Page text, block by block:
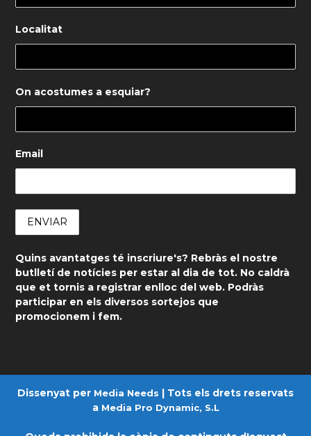
Localitat
On acostumes a esquiar?
Email
Quins avantatges té inscriure's? Rebràs el nostre
butlletí de notícies per estar al dia de tot. No caldrà
que et tornis a registrar enlloc del web. Podràs
participar en els diversos sortejos que
promocionem i fem.
Dissenyat per Media Needs | Tots els drets reservats
a Media Pro Dynamic, S.L